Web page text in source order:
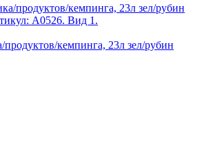
кемпинга, 23л зел/рубин